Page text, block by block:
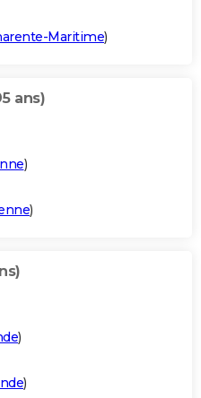
Maritime)
ans)
)
)
)
)